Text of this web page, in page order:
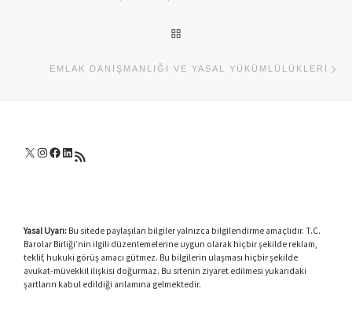
EMLAK DANIŞMANLIĞI VE YASAL YÜKÜMLÜLÜKLERI
X Instagram
Facebook
LinkedIn
RSS akışı
Yasal Uyarı:Bu sitede paylaşılan bilgiler yalnızca bilgilendirme amaçlıdır. T.C.
Barolar Birliği’nin ilgili düzenlemelerine uygun olarak hiçbir şekilde reklam,
teklif, hukuki görüş amacı gütmez. Bu bilgilerin ulaşması hiçbir şekilde
avukat-müvekkil ilişkisi doğurmaz. Bu sitenin ziyaret edilmesi yukarıdaki
şartların kabul edildiği anlamına gelmektedir.